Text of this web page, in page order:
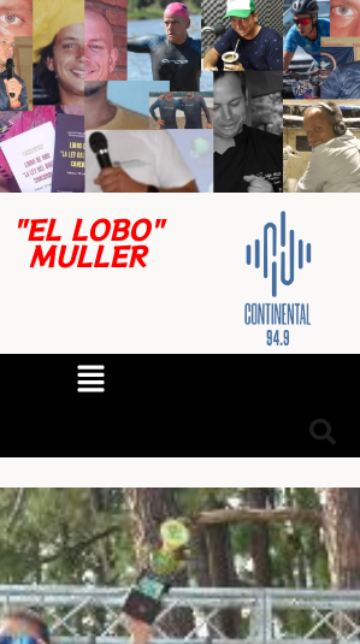
"EL LOBO"
MULLER